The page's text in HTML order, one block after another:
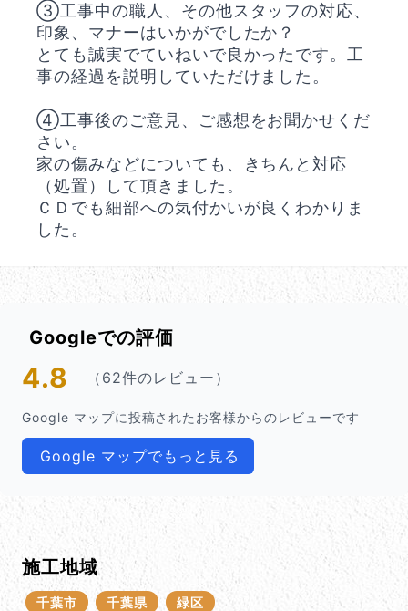
③工事中の職人、その他スタッフの対応、
印象、マナーはいかがでしたか？
とても誠実でていねいで良かったです。工
事の経過を説明していただけました。
④工事後のご意見、ご感想をお聞かせくだ
さい。
家の傷みなどについても、きちんと対応
（処置）して頂きました。
ＣＤでも細部への気付かいが良くわかりま
した。
Googleでの評価
4.8 （62件のレビュー）
Google マップに投稿されたお客様からのレビューです
Google マップでもっと見る
施工地域
千葉市 千葉県 緑区